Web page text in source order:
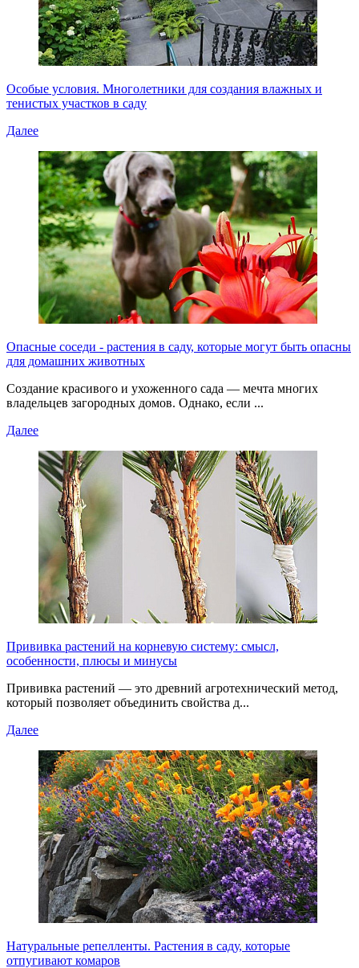
Особые условия. Многолетники для создания влажных и
тенистых участков в саду
Далее
Опасные соседи - растения в саду, которые могут быть опасны
для домашних животных
Создание красивого и ухоженного сада — мечта многих
владельцев загородных домов. Однако, если ...
Далее
Прививка растений на корневую систему: смысл,
особенности, плюсы и минусы
Прививка растений — это древний агротехнический метод,
который позволяет объединить свойства д...
Далее
Натуральные репелленты. Растения в саду, которые
отпугивают комаров